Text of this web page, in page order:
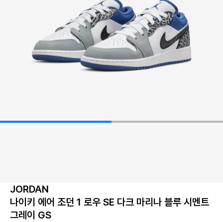
JORDAN
나이키 에어 조던 1 로우 SE 다크 마리나 블루 시멘트
그레이 GS